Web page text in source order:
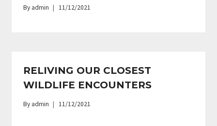
By admin 11/12/2021
RELIVING OUR CLOSEST
WILDLIFE ENCOUNTERS
By admin 11/12/2021